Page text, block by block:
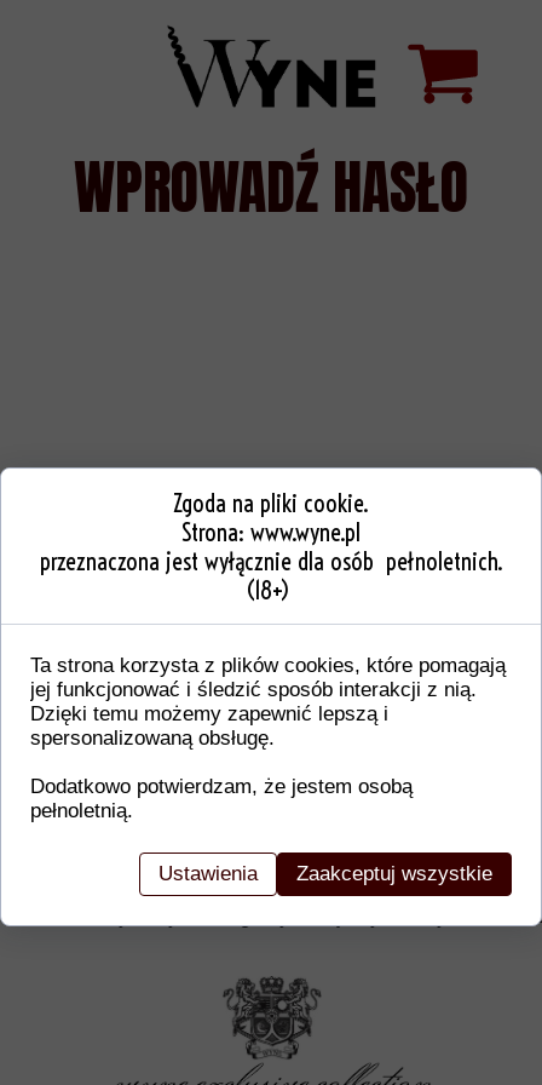
WPROWADŹ HASŁO
Dodatkowe informacje o produkcie
W tej sekcji warto umieścić istotne informacje,
gwarancji, zalecenia dotyczące montażu/
certyfikaty lub nagrody. Dzięki tym danym
Zgoda na pliki cookie.
Strona: www.wyne.pl
przeznaczona jest wyłącznie dla osób pełnoletnich.
(18+)
Ta strona korzysta z plików cookies, które pomagają
jej funkcjonować i śledzić sposób interakcji z nią.
Dzięki temu możemy zapewnić lepszą i
spersonalizowaną obsługę.
Dodatkowo potwierdzam, że jestem osobą
pełnoletnią.
Ustawienia Zaakceptuj wszystkie